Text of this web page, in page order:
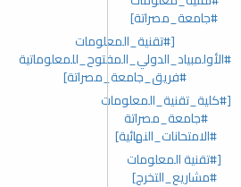
#جامعة_مصراتة]
[#تقنية_المعلومات
#الأولمبياد_الدولي_المفتوح_للمعلوماتية
#فريق_جامعة_مصراتة]
[#كلية_تقنية_المعلومات
#جامعة_مصراتة
#الامتحانات_النهائية]
[#تقنية المعلومات
#مشاريع_التخرج]